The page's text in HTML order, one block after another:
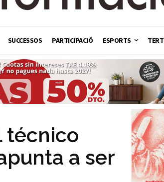
SUCCESSOS PARTICIPACIÓ ESPORTS
técnico
a ser